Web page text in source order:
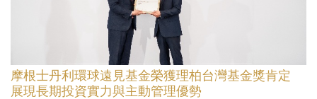
摩根士丹利環球遠見基金榮獲理柏台灣基金獎肯定
展現長期投資實力與主動管理優勢